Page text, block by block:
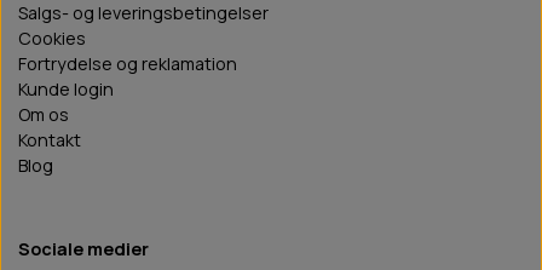
Salgs- og leveringsbetingelser
Cookies
Fortrydelse og reklamation
Kunde login
Om os
Kontakt
Blog
Sociale medier